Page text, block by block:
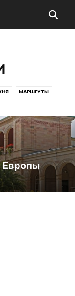
МАРШРУТЫ
Европы